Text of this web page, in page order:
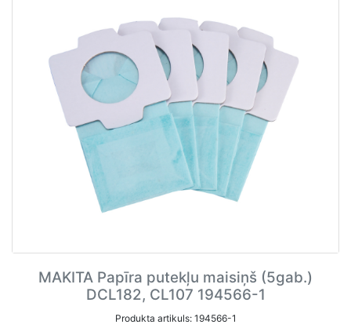
MAKITA Papīra putekļu maisiņš (5gab.)
DCL182, CL107 194566-1
Produkta artikuls: 194566-1